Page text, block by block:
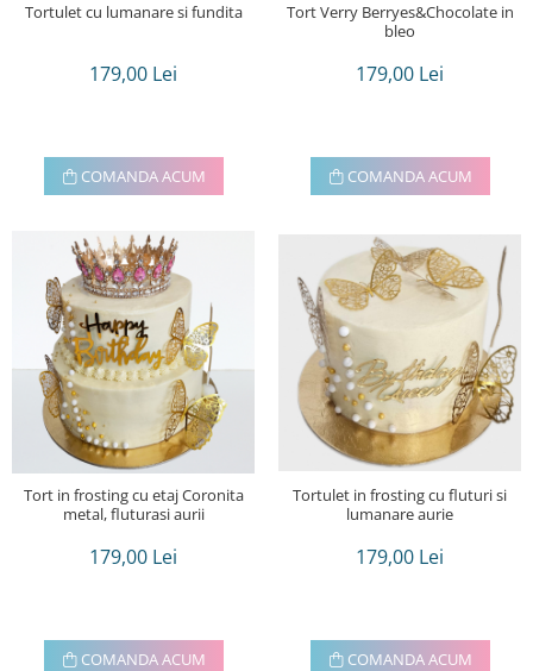
Tortulet cu lumanare si fundita
179,00 Lei
COMANDA ACUM
Tort Verry Berryes&Chocolate in
bleo
179,00 Lei
COMANDA ACUM
Tort in frosting cu etaj Coronita
metal, fluturasi aurii
179,00 Lei
COMANDA ACUM
Tortulet in frosting cu fluturi si
lumanare aurie
179,00 Lei
COMANDA ACUM